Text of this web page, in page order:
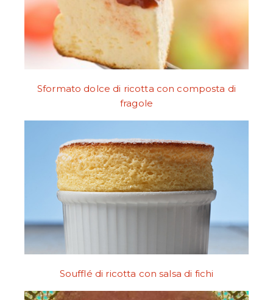
Sformato dolce di ricotta con composta di
fragole
Soufflé di ricotta con salsa di fichi